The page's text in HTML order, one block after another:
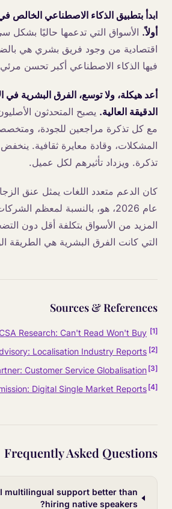
ابدأ بتطبيق الذكاء الاصطناعي الخالص
أولاً. الأسواق التي تدعمها حاليًا بشكل
اقتصادية من وجود فريق بشري هي
فيها الذكاء الاصطناعي أكبر تحسن
أعد هيكلة، ولا توسع، الفرق البشرية في
الدقيقة العالية. يصبح المتحدثون
مع كل تذكرة مراجعين للجودة،
المشكلات، وقادة معايرة ثقافية.
تذكرة. ويزداد تأثيرهم لكل عميل.
كان الدعم متعدد اللغات يمثل عنق
عام 2026، هو، بالنسبة لمعظم
المزيد من الأسواق بتكلفة أقل دون
التي كانت الفرق البشرية هي الطريقة
Sources & References
[
1
]
Research: Can't Read Won't Buy
[
2
]
Localisation Industry Reports
[
3
]
Customer Service Globalisation
[
4
]
Digital Single Market Reports
Frequently Asked Questions
multilingual support better than
hiring native speakers?